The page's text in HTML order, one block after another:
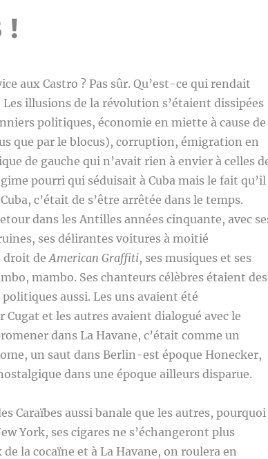
!
aux Castro ? Pas sûr. Qu’est-ce qui rendait
illusions de la révolution s’étaient dissipées
politiques, économie en miette à cause de
que par le blocus), corruption, émigration en
de gauche qui n’avait rien à envier à celles
pourri qui séduisait à Cuba mais le fait qu’il
c’était de s’être arrêtée dans le temps.
dans les Antilles années cinquante, avec
ses délirantes voitures à moitié
droit deAmerican Graffiti, ses musiques et ses
mambo. Ses chanteurs célèbres étaient des
aussi. Les uns avaient été
et les autres avaient dialogué avec le
dans La Havane, c’était comme un
un saut dans Berlin-est époque Honecker,
dans une époque ailleurs disparue.
Caraïbes aussi banale que les autres, pourquoi
York, ses cigares ne s’échangeront plus
la cocaïne et à La Havane, on roulera en